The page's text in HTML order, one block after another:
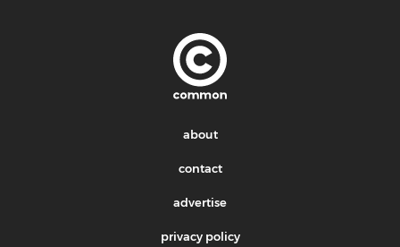
about
contact
advertise
privacy policy